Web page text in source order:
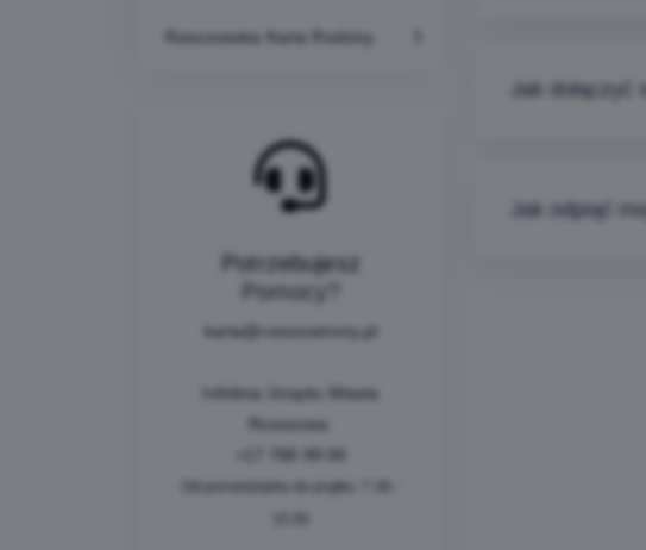
Rzeszowska Karta Rodziny
Potrzebujesz
Pomocy?
karta@ rzeszowtomy.pl
Infolinia Urzędu Miasta
Rzeszowa:
Jak
Jak odpiąć